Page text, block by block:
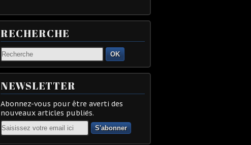
RECHERCHE
OK
NEWSLETTER
Abonnez-vous pour être averti des
nouveaux articles publiés.
Email